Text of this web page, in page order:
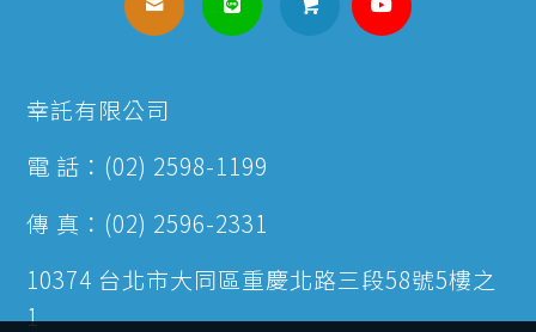
幸託有限公司
電 話：(02) 2598-1199
傳 真：(02) 2596-2331
10374 台北市大同區重慶北路三段58號5樓之
1